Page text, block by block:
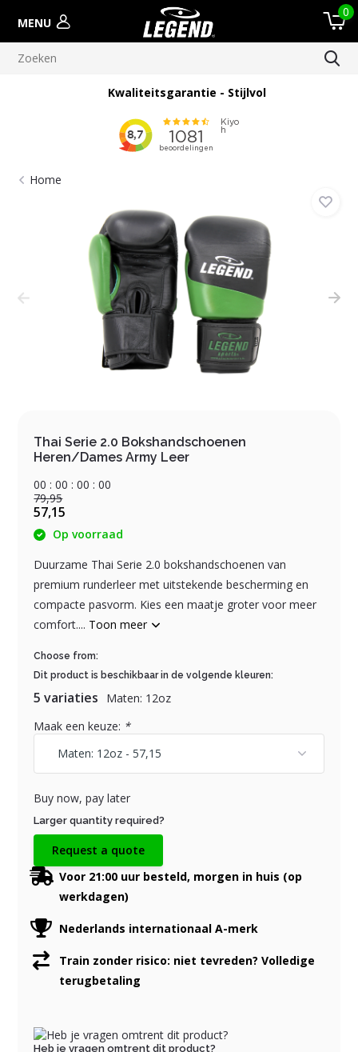
MENU
0
Kwaliteitsgarantie - Stijlvol
Home
Thai Serie 2.0 Bokshandschoenen
Heren/Dames Army Leer
00 :00 :00 :00
79,95
57,15
Op voorraad
Duurzame Thai Serie 2.0 bokshandschoenen van
premium runderleer met uitstekende bescherming en
compacte pasvorm. Kies een maatje groter voor meer
comfort.... Toon meer
Choose from:
Dit product is beschikbaar in de volgende kleuren:
5 variaties
Maten: 12oz
Maak een keuze: *
Buy now, pay later
Larger quantity required?
Request a quote
Voor 21:00 uur besteld, morgen in huis (op
werkdagen)
Nederlands internationaal A-merk
Train zonder risico: niet tevreden? Volledige
terugbetaling
Heb je vragen omtrent dit product?